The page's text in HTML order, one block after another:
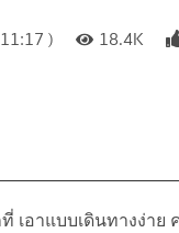
) 18.4K
อาแบบเดินทางง่าย